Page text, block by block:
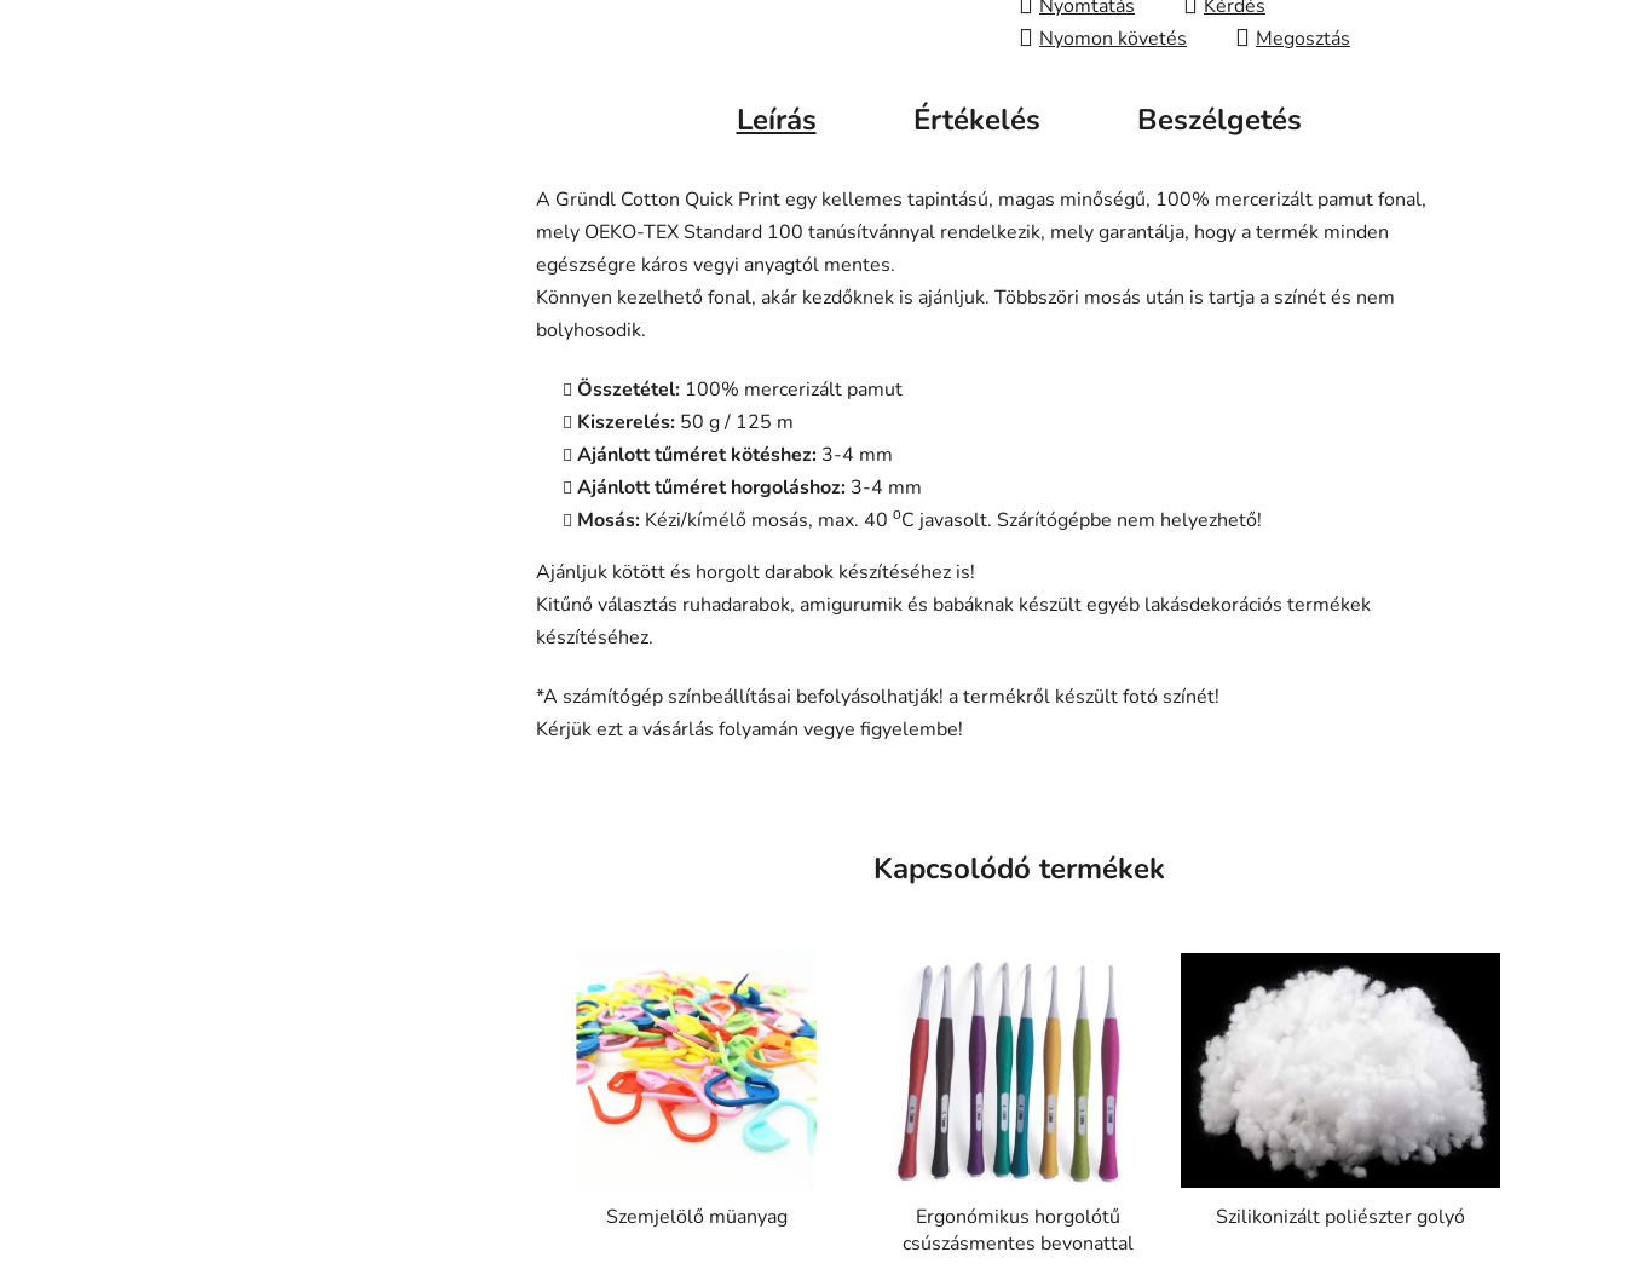
Nyomtatás
Kérdés
Nyomon követés
Megosztás
Leírás Értékelés Beszélgetés
A Gründl Cotton Quick Print egy kellemes tapintású, magas minőségű, 100% mercerizált pamut fonal,
mely OEKO-TEX Standard 100 tanúsítvánnyal rendelkezik, mely garantálja, hogy a termék minden
egészségre káros vegyi anyagtól mentes.
Könnyen kezelhető fonal, akár kezdőknek is ajánljuk. Többszöri mosás után is tartja a színét és nem
bolyhosodik.
Összetétel: 100% mercerizált pamut
Kiszerelés: 50 g / 125 m
Ajánlott tűméret kötéshez: 3-4 mm
Ajánlott tűméret horgoláshoz: 3-4 mm
Mosás: Kézi/kímélő mosás, max. 40 οC javasolt. Szárítógépbe nem helyezhető!
Ajánljuk kötött és horgolt darabok készítéséhez is!
Kitűnő választás ruhadarabok, amigurumik és babáknak készült egyéb lakásdekorációs termékek
készítéséhez.
*A számítógép színbeállításai befolyásolhatják! a termékről készült fotó színét!
Kérjük ezt a vásárlás folyamán vegye figyelembe!
Kapcsolódó termékek
Szemjelölő müanyag
Ergonómikus horgolótű
csúszásmentes bevonattal
Szilikonizált poliészter golyó